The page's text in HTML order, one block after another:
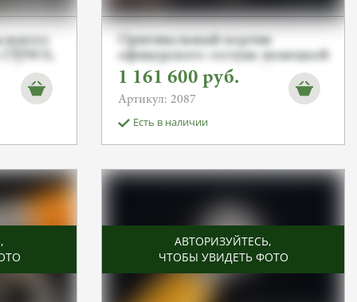
От
Оригинальный кортик
офицерского состава немецкой
службы TeNo, Carl Eickhorn,
парные номера 2002
1 161 600 руб.
Артикул: 2087
Есть в наличии
,
АВТОРИЗУЙТЕСЬ,
ЧТОБЫ УВИДЕТЬ ФОТО